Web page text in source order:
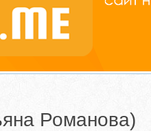
Романова)